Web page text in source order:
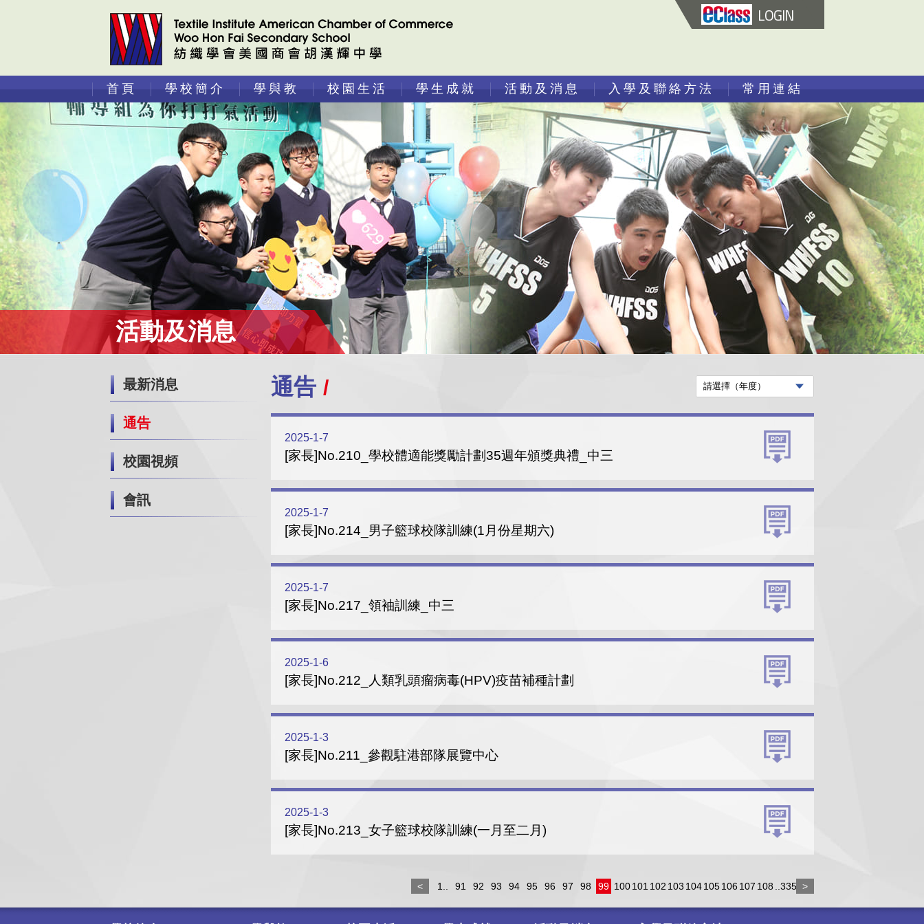
LOGIN
首頁 學校簡介 學與教 校園生活 學生成就 活動及消息 入學及聯絡方法 常用連結
活動及消息
最新消息
通告
校園視頻
會訊
通告
2025-1-7
[家長]No.210_學校體適能獎勵計劃35週年頒獎典禮_中三
2025-1-7
[家長]No.214_男子籃球校隊訓練(1月份星期六)
2025-1-7
[家長]No.217_領袖訓練_中三
2025-1-6
[家長]No.212_人類乳頭瘤病毒(HPV)疫苗補種計劃
2025-1-3
[家長]No.211_參觀駐港部隊展覽中心
2025-1-3
[家長]No.213_女子籃球校隊訓練(一月至二月)
< 1.. 91 92 93 94 95 96 97 98 99 100101 102 103 104105106 107 108 ..335 >